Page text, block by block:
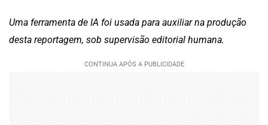
Uma ferramenta de IA foi usada para auxiliar na produção
desta reportagem, sob supervisão editorial humana.